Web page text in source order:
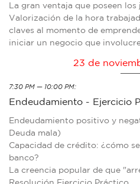
La gran ventaja que poseen los
Valorización de la hora
claves al momento de
iniciar un negocio que
23 de
7:30 PM — 10:00 PM:
Endeudamiento - Ejercicio
Endeudamiento positivo y
Deuda mala)
Capacidad de crédito: ¿cómo
banco?
La creencia popular de que